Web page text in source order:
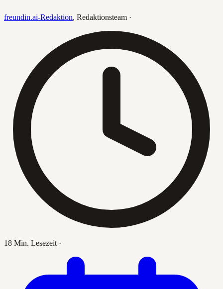
freundin.ai-Redaktion, Redaktionsteam ·
18 Min. Lesezeit ·